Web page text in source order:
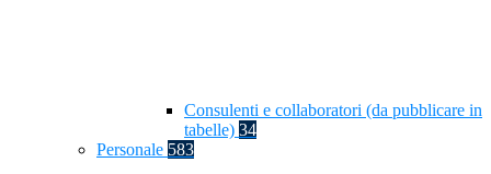
Consulenti e collaboratori (da pubblicare in
tabelle) 34
Personale 583